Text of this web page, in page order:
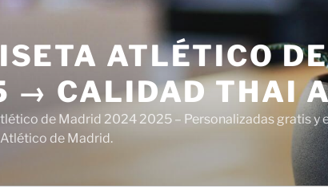
ATLÉTICO
→ CALIDAD THAI
de Madrid 2024 2025 – Personalizadas gratis y
de Madrid.